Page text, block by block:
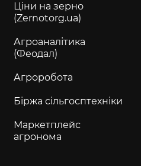
Ціни на зерно
(Zernotorg.ua)
Агроаналітика
(Феодал)
Агроробота
Біржа сільгосптехніки
Маркетплейс
агронома